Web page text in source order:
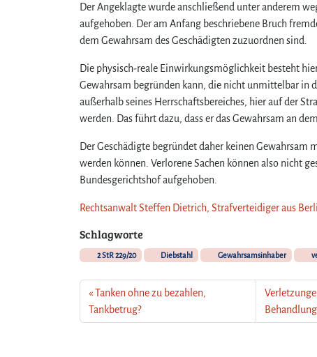
Der Angeklagte wurde anschließend unter anderem
aufgehoben. Der am Anfang beschriebene Bruch
dem Gewahrsam des Geschädigten zuzuordnen sind.
Die physisch-reale Einwirkungsmöglichkeit besteht
Gewahrsam begründen kann, die nicht unmittelbar in
außerhalb seines Herrschaftsbereiches, hier auf der
werden. Das führt dazu, dass er das Gewahrsam an
Der Geschädigte begründet daher keinen
werden können. Verlorene Sachen können also nicht
Bundesgerichtshof aufgehoben.
Rechtsanwalt Steffen Dietrich, Strafverteidiger aus
Schlagworte
2 StR 229/20 Diebstahl Gewahrsamsinhaber
Tanken ohne zu bezahlen,
Tankbetrug?